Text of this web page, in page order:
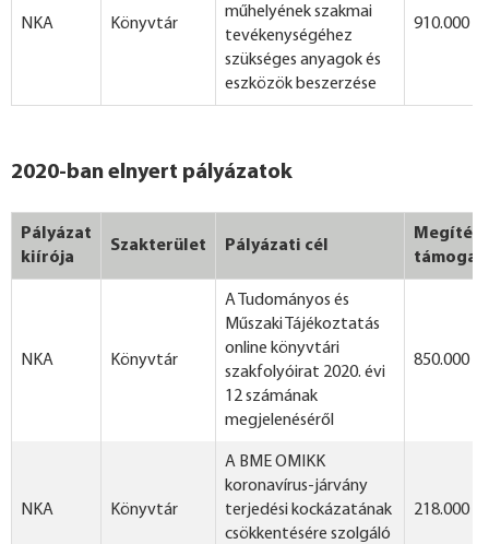
NKA Könyvtár
műhelyének szakmai
tevékenységéhez
szükséges anyagok és
eszközök beszerzése
910.000 Ft
2020-ban elnyert pályázatok
Pályázat
kiírója
Szakterület Pályázati cél
Megítélt
NKA Könyvtár
A Tudományos és
Műszaki Tájékoztatás
online könyvtári
szakfolyóirat 2020. évi
12 számának
megjelenéséről
850.000 Ft
NKA Könyvtár
A BME OMIKK
koronavírus-járvány
terjedési kockázatának
csökkentésére szolgáló
218.000 Ft